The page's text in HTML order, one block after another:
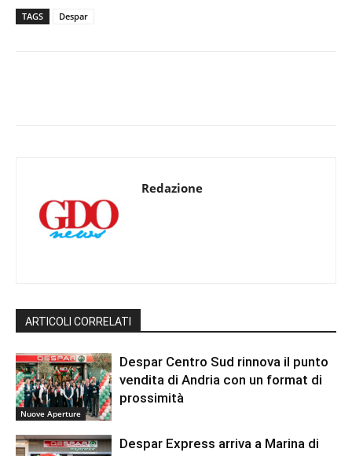
TAGS Despar
Redazione
ARTICOLI CORRELATI
Nuove Aperture
Despar Centro Sud rinnova il punto
vendita di Andria con un format di
prossimità
Despar Express arriva a Marina di